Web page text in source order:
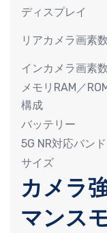
ディスプレイ
リアカメラ画素数
インカメラ画素数
メモリRAM／
構成
バッテリー
5G NR対応バンド
サイズ
カメラ
マンス